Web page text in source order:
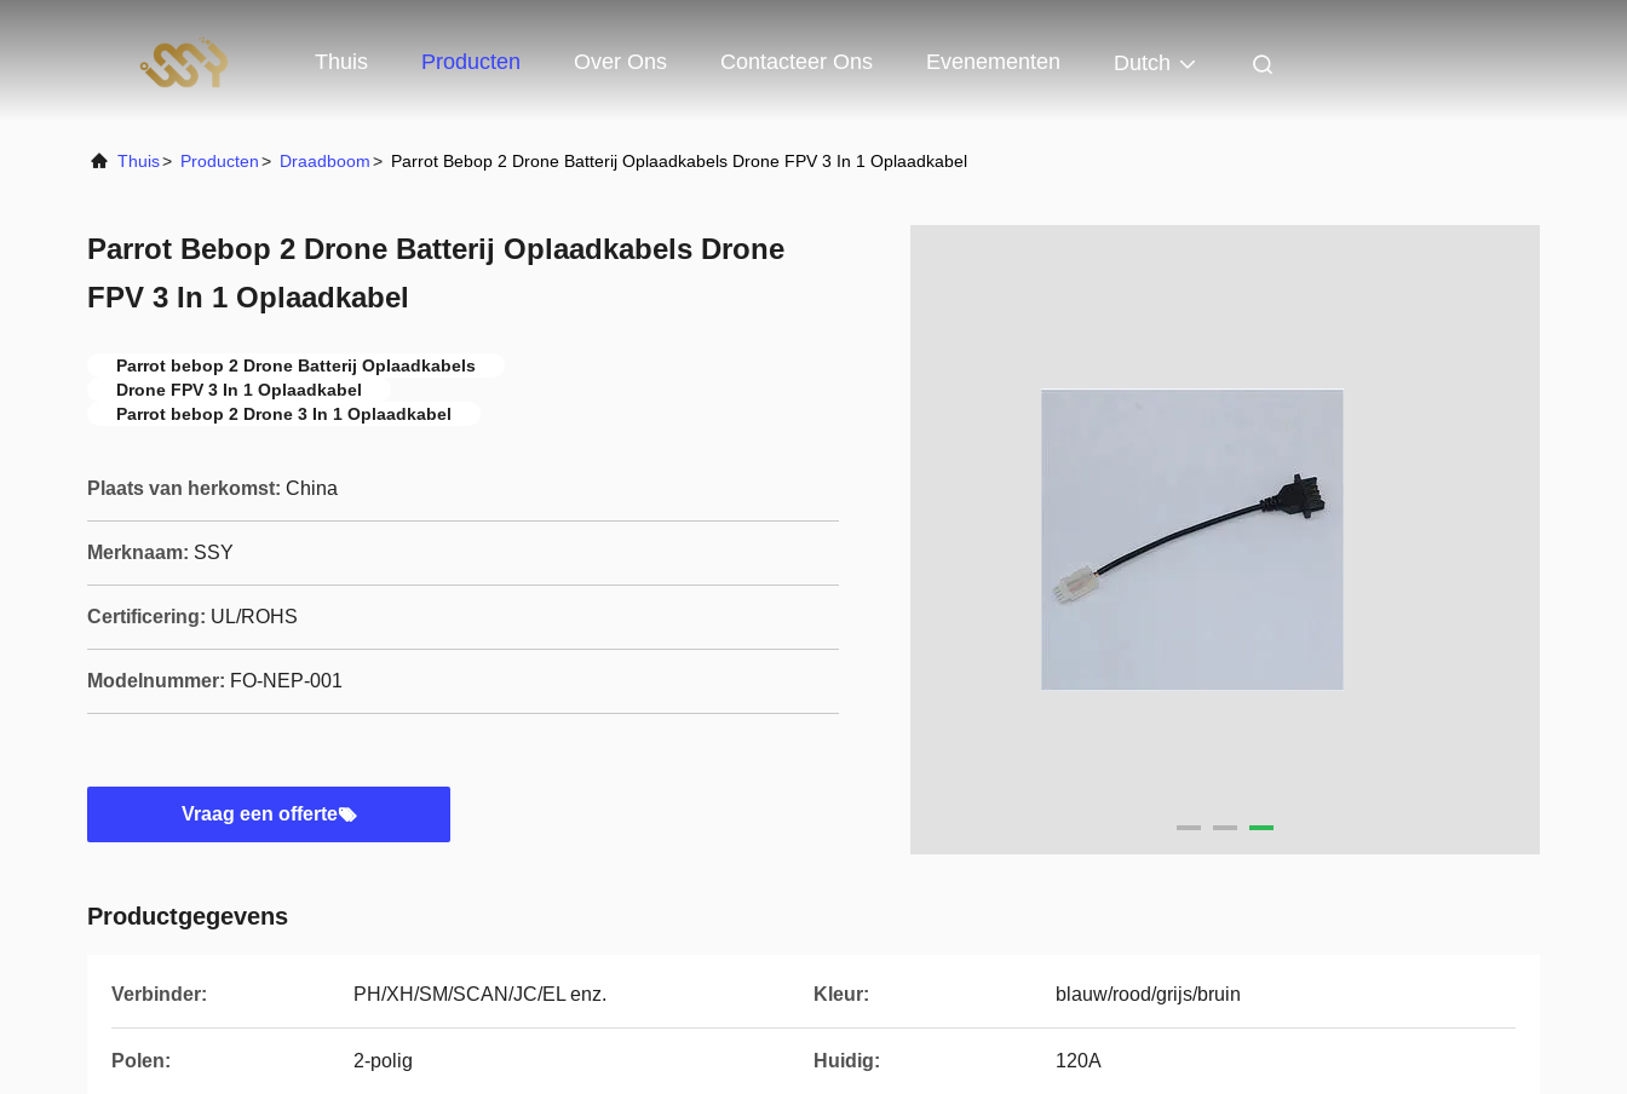
Thuis Producten Over Ons Contacteer Ons Evenementen Dutch
Thuis> Producten> Draadboom> Parrot Bebop 2 Drone Batterij Oplaadkabels Drone FPV 3 In 1 Oplaadkabel
Parrot Bebop 2 Drone Batterij Oplaadkabels Drone
FPV 3 In 1 Oplaadkabel
Parrot bebop 2 Drone Batterij Oplaadkabels
Drone FPV 3 In 1 Oplaadkabel
Parrot bebop 2 Drone 3 In 1 Oplaadkabel
Plaats van herkomst: China
Merknaam: SSY
Certificering: UL/ROHS
Modelnummer: FO-NEP-001
Vraag een offerte
Productgegevens
Verbinder: PH/XH/SM/SCAN/JC/EL enz. Kleur: blauw/rood/grijs/bruin
Polen: 2-polig Huidig: 120A